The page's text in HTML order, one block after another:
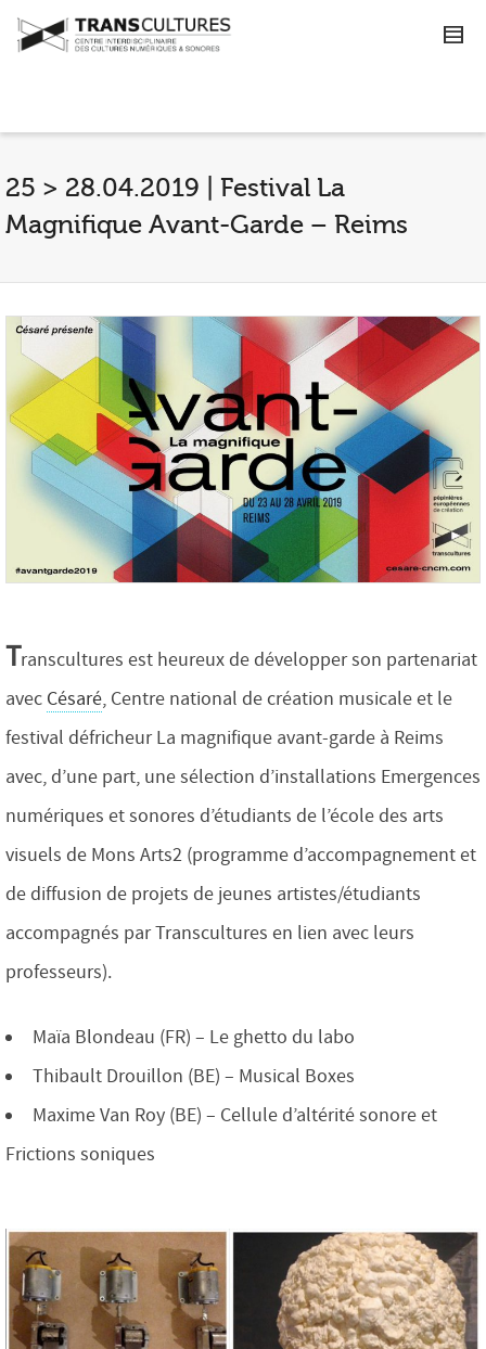
25 > 28.04.2019 | Festival La
Magnifique Avant-Garde – Reims
Transcultures est heureux de développer son partenariat
avec Césaré, Centre national de création musicale et le
festival défricheur La magnifique avant-garde à Reims
avec, d’une part, une sélection d’installations Emergences
numériques et sonores d’étudiants de l’école des arts
visuels de Mons Arts2 (programme d’accompagnement et
de diffusion de projets de jeunes artistes/étudiants
accompagnés par Transcultures en lien avec leurs
professeurs).
Maïa Blondeau (FR) – Le ghetto du labo
Thibault Drouillon (BE) – Musical Boxes
Maxime Van Roy (BE) – Cellule d’altérité sonore et
Frictions soniques